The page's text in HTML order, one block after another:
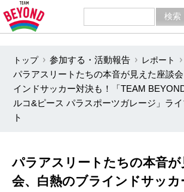
トップ 参加する・活動報告
レポート
パラアスリートたちの本音が見えた座談
インドサッカー対決も！「TEAM
ルコ&ピース パラスポーツガレージ」ラ
ト
パラアスリートたちの本音が
会、白熱のブラインドサッカ